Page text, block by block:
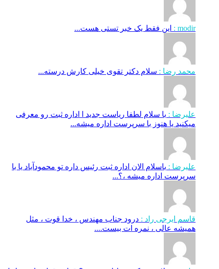
modir : این فقط یک خبر تستی هست...
محمد رضا : سلام دکتر تقوی خیلی کارش درسته...
علیرضا : با سلام لطفا ریاست جدید ا اداره ثبت‌ رو معرفی
میکنید یا هنوز با سرپرست اداره‌ میشه...
علیرضا : باسلام الان اداره ثبت رئیس داره تو محمودآباد یا با
سرپرست اداره میشه ،؟...
قاسم ایرجی راد : درود جناب مهندس ، خدا قوت ، مثل
همیشه عالی ، نمره ات بیست....